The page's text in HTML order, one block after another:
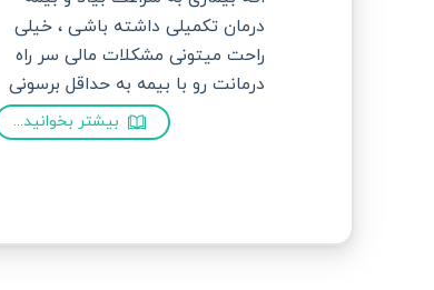
درمان تکمیلی داشته باشی ، خیلی
راحت میتونی مشکلات مالی سر راه
درمانت رو با بیمه به حداقل برسونی
بیشتر بخوانید...